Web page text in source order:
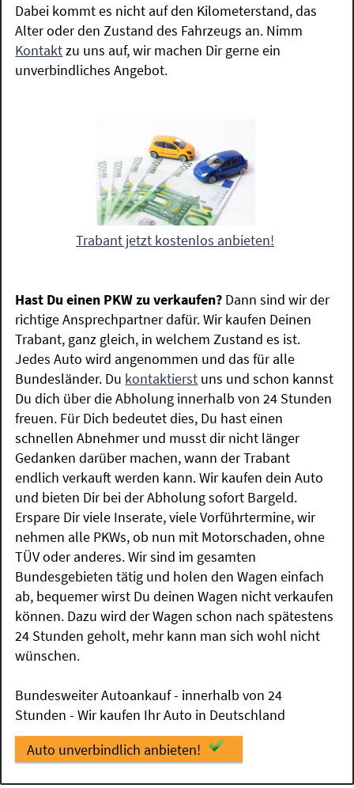
Dabei kommt es nicht auf den Kilometerstand, das
Alter oder den Zustand des Fahrzeugs an. Nimm
Kontaktzu uns auf, wir machen Dir gerne ein
unverbindliches Angebot.
Trabant jetzt kostenlos anbieten!
Hast Du einen PKW zu verkaufen? Dann sind wir der
richtige Ansprechpartner dafür. Wir kaufen Deinen
Trabant, ganz gleich, in welchem Zustand es ist.
Jedes Auto wird angenommen und das für alle
Bundesländer. Du kontaktierst uns und schon kannst
Du dich über die Abholung innerhalb von 24 Stunden
freuen. Für Dich bedeutet dies, Du hast einen
schnellen Abnehmer und musst dir nicht länger
Gedanken darüber machen, wann der Trabant
endlich verkauft werden kann. Wir kaufen dein Auto
und bieten Dir bei der Abholung sofort Bargeld.
Erspare Dir viele Inserate, viele Vorführtermine, wir
nehmen alle PKWs, ob nun mit Motorschaden, ohne
TÜV oder anderes. Wir sind im gesamten
Bundesgebieten tätig und holen den Wagen einfach
ab, bequemer wirst Du deinen Wagen nicht verkaufen
können. Dazu wird der Wagen schon nach spätestens
24 Stunden geholt, mehr kann man sich wohl nicht
wünschen.
Bundesweiter Autoankauf - innerhalb von 24
Stunden - Wir kaufen Ihr Auto in Deutschland
Auto unverbindlich anbieten!